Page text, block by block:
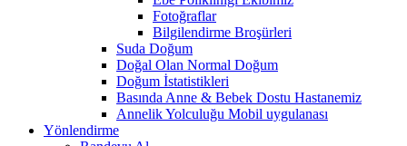
Fotoğraflar
Bilgilendirme Broşürleri
Suda Doğum
Doğal Olan Normal Doğum
Doğum İstatistikleri
Basında Anne & Bebek Dostu Hastanemiz
Annelik Yolculuğu Mobil uygulanası
Yönlendirme